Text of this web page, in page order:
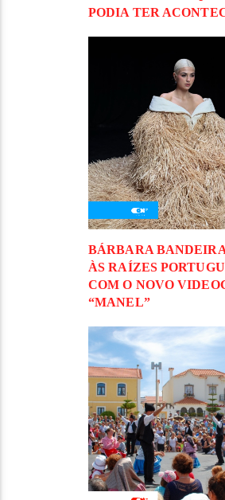
PODIA TER
BÁRBARA
ÀS RAÍZES
COM O NOVO
“MANEL”